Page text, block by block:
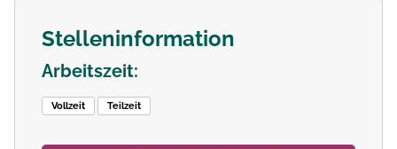
Stelleninformation
Arbeitszeit:
Vollzeit Teilzeit